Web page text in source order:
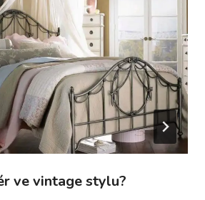
ve vintage stylu?